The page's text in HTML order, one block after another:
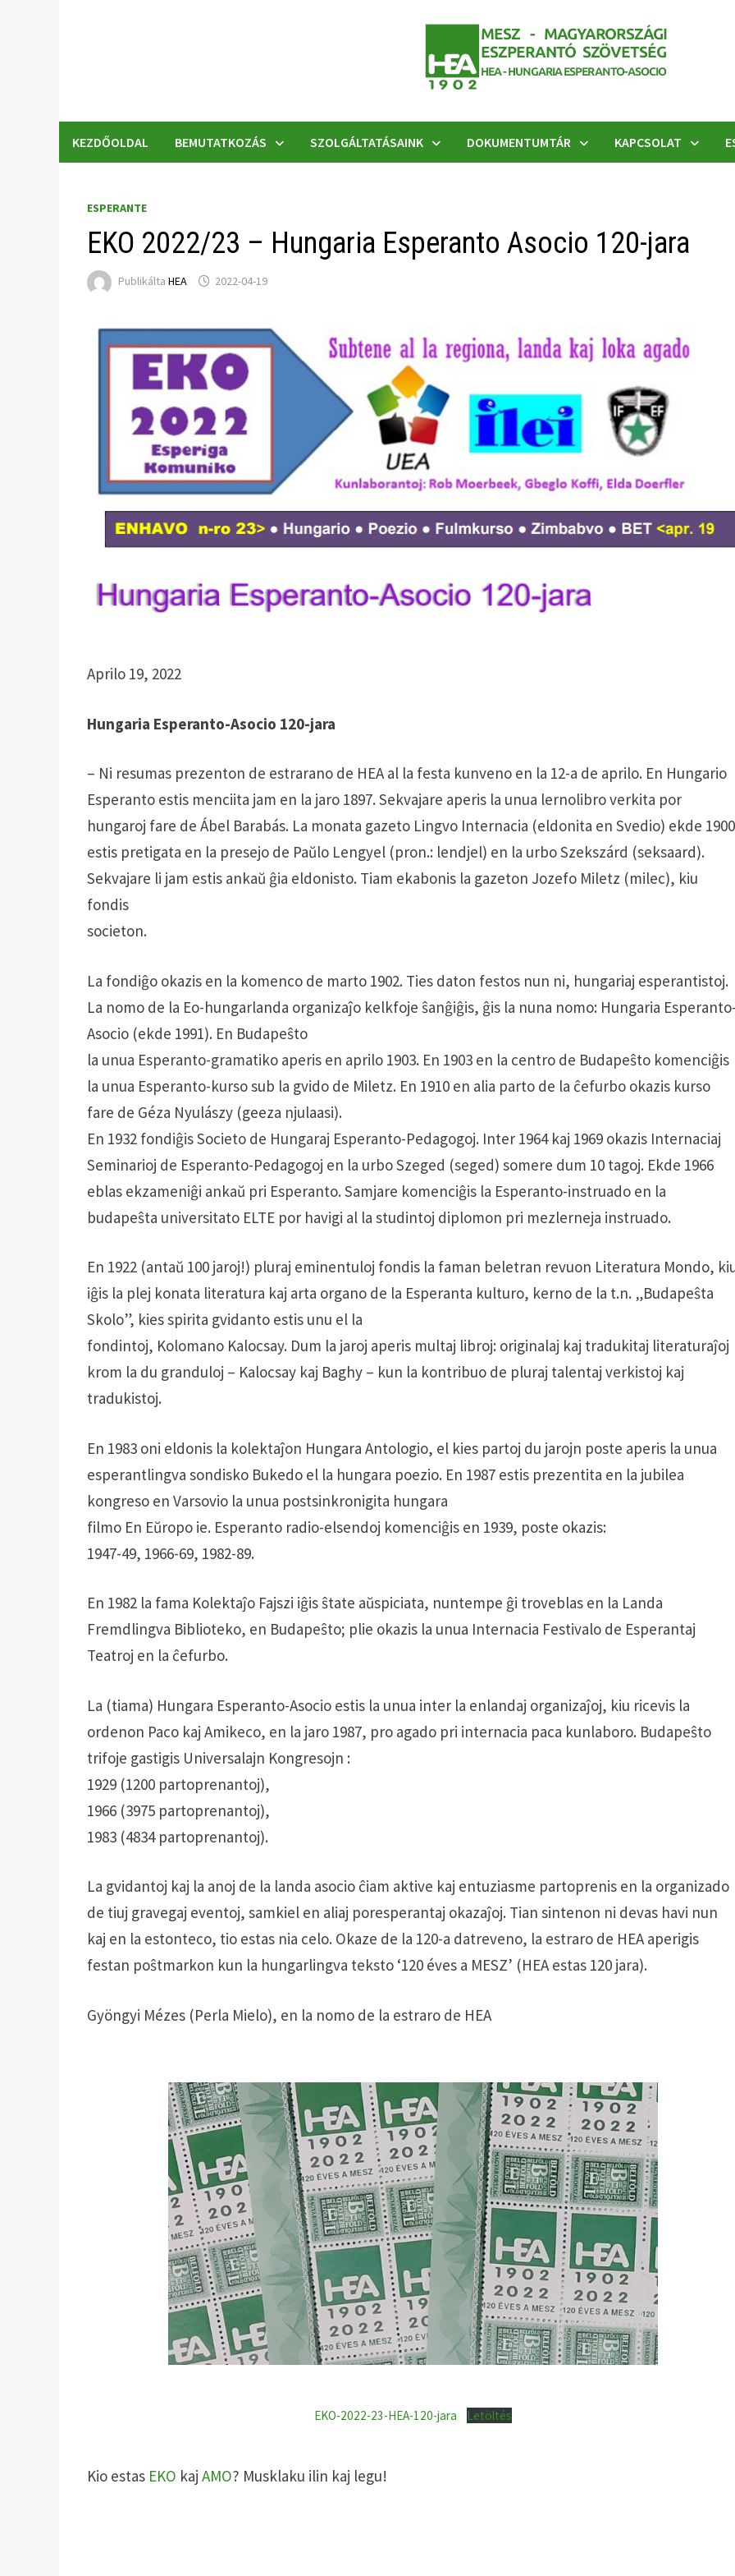
KEZDŐOLDAL BEMUTATKOZÁS SZOLGÁLTATÁSAINK DOKUMENTUMTÁR KAPCSOLAT
ESPERANTE
EKO 2022/23 – Hungaria Esperanto Asocio 120-jara
PublikáltaHEA 2022-04-19
Aprilo 19, 2022
Hungaria Esperanto-Asocio 120-jara
– Ni resumas prezenton de estrarano de HEA al la festa kunveno en la 12-a de aprilo. En Hungario
Esperanto estis menciita jam en la jaro 1897. Sekvajare aperis la unua lernolibro verkita por
hungaroj fare de Ábel Barabás. La monata gazeto Lingvo Internacia (eldonita en Svedio) ekde 1900
estis pretigata en la presejo de Paŭlo Lengyel (pron.: lendjel) en la urbo Szekszárd (seksaard).
Sekvajare li jam estis ankaŭ ĝia eldonisto. Tiam ekabonis la gazeton Jozefo Miletz (milec), kiu
fondis
societon.
La fondiĝo okazis en la komenco de marto 1902. Ties daton festos nun ni, hungariaj esperantistoj.
La nomo de la Eo-hungarlanda organizaĵo kelkfoje ŝanĝiĝis, ĝis la nuna nomo: Hungaria
Asocio (ekde 1991). En Budapeŝto
la unua Esperanto-gramatiko aperis en aprilo 1903. En 1903 en la centro de Budapeŝto komenciĝis
la unua Esperanto-kurso sub la gvido de Miletz. En 1910 en alia parto de la ĉefurbo okazis kurso
fare de Géza Nyulászy (geeza njulaasi).
En 1932 fondiĝis Societo de Hungaraj Esperanto-Pedagogoj. Inter 1964 kaj 1969 okazis Internaciaj
Seminarioj de Esperanto-Pedagogoj en la urbo Szeged (seged) somere dum 10 tagoj. Ekde 1966
eblas ekzameniĝi ankaŭ pri Esperanto. Samjare komenciĝis la Esperanto-instruado en la
budapeŝta universitato ELTE por havigi al la studintoj diplomon pri mezlerneja instruado.
En 1922 (antaŭ 100 jaroj!) pluraj eminentuloj fondis la faman beletran revuon Literatura Mondo,
iĝis la plej konata literatura kaj arta organo de la Esperanta kulturo, kerno de la t.n. „Budapeŝta
Skolo”, kies spirita gvidanto estis unu el la
fondintoj, Kolomano Kalocsay. Dum la jaroj aperis multaj libroj: originalaj kaj tradukitaj literaturaĵoj
krom la du granduloj – Kalocsay kaj Baghy – kun la kontribuo de pluraj talentaj verkistoj kaj
tradukistoj.
En 1983 oni eldonis la kolektaĵon Hungara Antologio, el kies partoj du jarojn poste aperis la unua
esperantlingva sondisko Bukedo el la hungara poezio. En 1987 estis prezentita en la jubilea
kongreso en Varsovio la unua postsinkronigita hungara
filmo En Eŭropo ie. Esperanto radio-elsendoj komenciĝis en 1939, poste okazis:
1947-49, 1966-69, 1982-89.
En 1982 la fama Kolektaĵo Fajszi iĝis ŝtate aŭspiciata, nuntempe ĝi troveblas en la Landa
Fremdlingva Biblioteko, en Budapeŝto; plie okazis la unua Internacia Festivalo de Esperantaj
Teatroj en la ĉefurbo.
La (tiama) Hungara Esperanto-Asocio estis la unua inter la enlandaj organizaĵoj, kiu ricevis la
ordenon Paco kaj Amikeco, en la jaro 1987, pro agado pri internacia paca kunlaboro. Budapeŝto
trifoje gastigis Universalajn Kongresojn :
1929 (1200 partoprenantoj),
1966 (3975 partoprenantoj),
1983 (4834 partoprenantoj).
La gvidantoj kaj la anoj de la landa asocio ĉiam aktive kaj entuziasme partoprenis en la organizado
de tiuj gravegaj eventoj, samkiel en aliaj poresperantaj okazaĵoj. Tian sintenon ni devas havi nun
kaj en la estonteco, tio estas nia celo. Okaze de la 120-a datreveno, la estraro de HEA aperigis
festan poŝtmarkon kun la hungarlingva teksto ‘120 éves a MESZ’ (HEA estas 120 jara).
Gyöngyi Mézes (Perla Mielo), en la nomo de la estraro de HEA
EKO-2022-23-HEA-120-jara Letöltés
Kio estas EKO kajAMO? Musklaku ilin kaj legu!